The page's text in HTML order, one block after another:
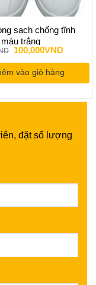
sạch chống tĩnh
trắng
Giá
là:
140,000VND.
100,000VNDGiá
tại
là:
vào giỏ hàng
đặt số lượng